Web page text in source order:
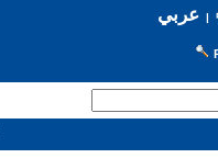
عربي|